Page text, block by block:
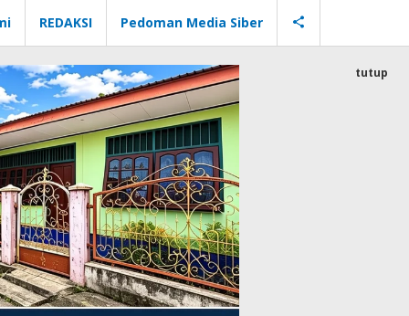
REDAKSI Pedoman Media Siber
tutup